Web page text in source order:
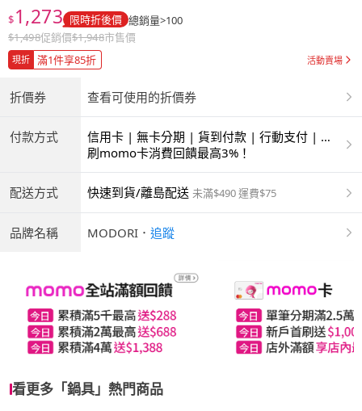
$1,273 限時折後價 總銷量>100
$1,498促銷價$1,948市售價
現折 滿1件享85折 活動賣場
折價券 查看可使用的折價券
付款方式
信用卡 | 無卡分期 | 貨到付款 | 行動支付 | 超
商付款 | ATM | 銀聯卡
刷momo卡消費回饋最高3%！
配送方式 快速到貨/離島配送 未滿$490 運費$75
品牌名稱 MODORI ． 追蹤
看更多「鍋具」熱門商品